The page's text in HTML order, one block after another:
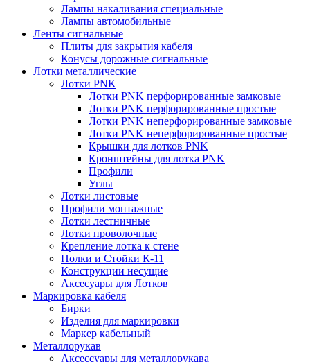
Лампы накаливания специальные
Лампы автомобильные
Ленты сигнальные
Плиты для закрытия кабеля
Конусы дорожные сигнальные
Лотки металлические
Лотки PNK
Лотки PNK перфорированные замковые
Лотки PNK перфорированные простые
Лотки PNK неперфорированные замковые
Лотки PNK неперфорированные простые
Крышки для лотков PNK
Кронштейны для лотка PNK
Профили
Углы
Лотки листовые
Профили монтажные
Лотки лестничные
Лотки проволочные
Крепление лотка к стене
Полки и Стойки К-11
Конструкции несущие
Аксесуары для Лотков
Маркировка кабеля
Бирки
Изделия для маркировки
Маркер кабельный
Металлорукав
Аксессуары для металлорукава